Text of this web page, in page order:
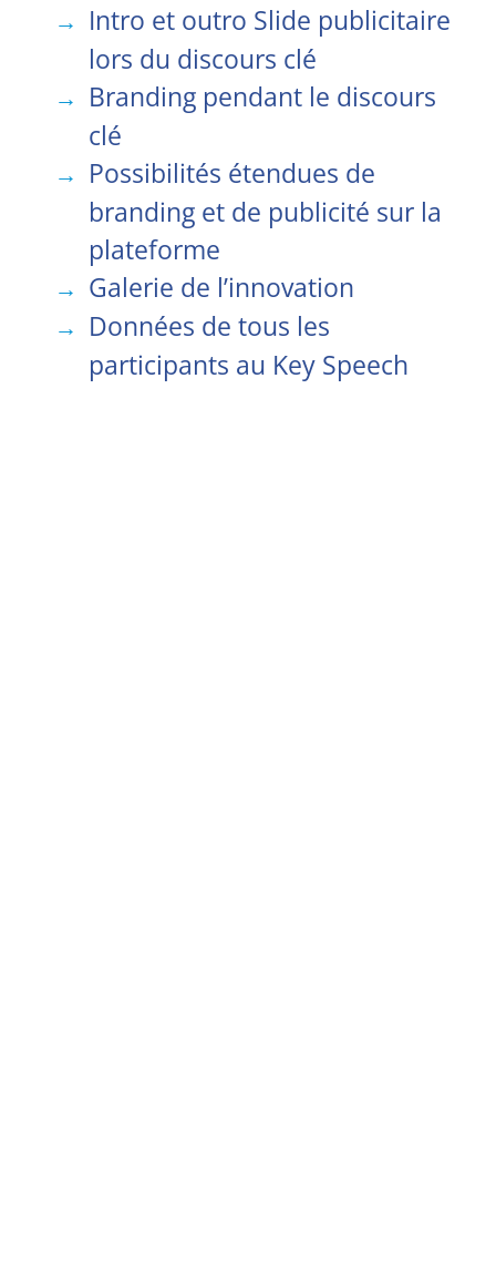
Intro et outro Slide publicitaire
lors du discours clé
Branding pendant le discours
clé
Possibilités étendues de
branding et de publicité sur la
plateforme
Galerie de l’innovation
Données de tous les
participants au Key Speech